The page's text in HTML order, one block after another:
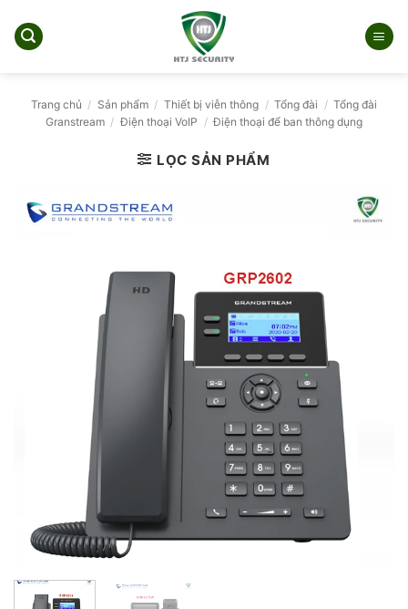
qua
Trang chủ / Sản phẩm / Thiết bị viễn thông / Tổng đài / Tổng đài
Granstream / Điện thoại VoIP / Điện thoại để ban thông dụng
LỌC SẢN PHẨM